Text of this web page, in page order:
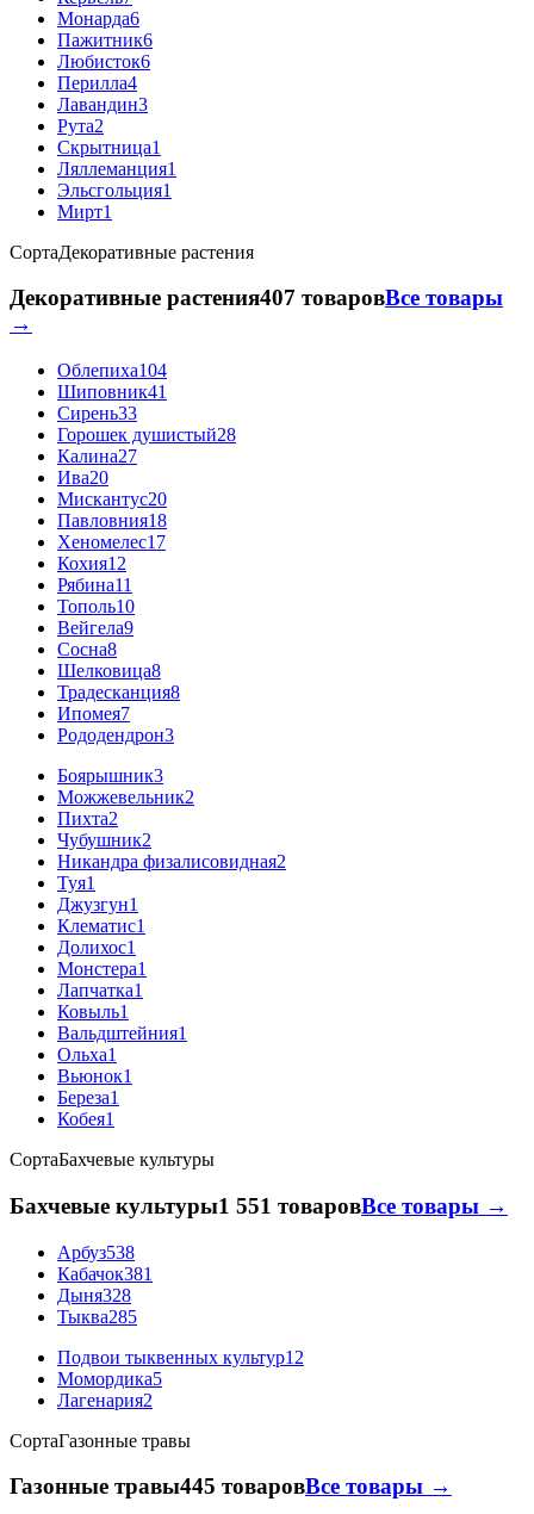
Монарда6
Пажитник6
Любисток6
Перилла4
Лавандин3
Рута2
Скрытница1
Ляллеманция1
Эльсгольция1
Мирт1
СортаДекоративные растения
Декоративные растения407 товаровВсе товары
→
Облепиха104
Шиповник41
Сирень33
Горошек душистый28
Калина27
Ива20
Мискантус20
Павловния18
Хеномелес17
Кохия12
Рябина11
Тополь10
Вейгела9
Сосна8
Шелковица8
Традесканция8
Ипомея7
Рододендрон3
Боярышник3
Можжевельник2
Пихта2
Чубушник2
Никандра физалисовидная2
Туя1
Джузгун1
Клематис1
Долихос1
Монстера1
Лапчатка1
Ковыль1
Вальдштейния1
Ольха1
Вьюнок1
Береза1
Кобея1
СортаБахчевые культуры
Бахчевые культуры1 551 товаровВсе товары →
Арбуз538
Кабачок381
Дыня328
Тыква285
Подвои тыквенных культур12
Момордика5
Лагенария2
СортаГазонные травы
Газонные травы445 товаровВсе товары →